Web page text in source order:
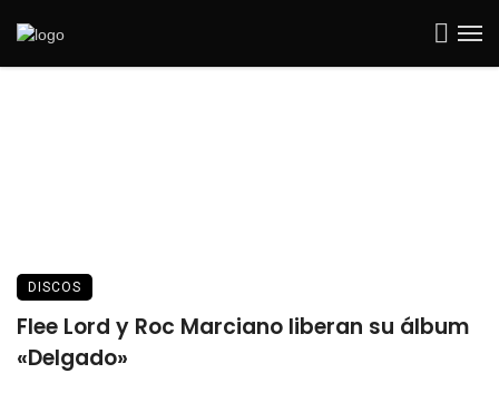
DISCOS
Flee Lord y Roc Marciano liberan su álbum
«Delgado»